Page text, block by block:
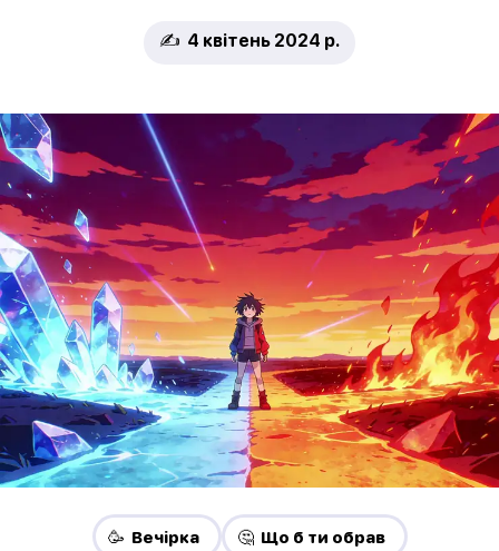
✍️ 4 квітень 2024 р.
🥳 Вечірка 🤔 Що б ти обрав